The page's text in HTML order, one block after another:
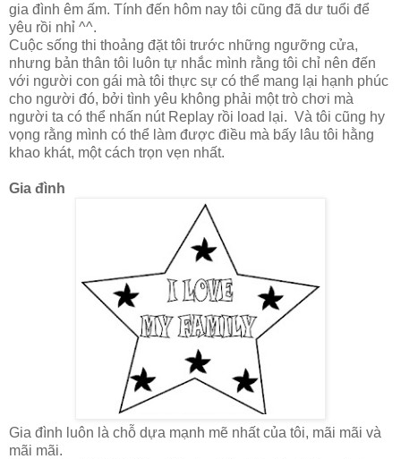
gia đình êm ấm. Tính đến hôm nay tôi cũng đã dư tuổi để
yêu rồi nhỉ ^^.
Cuộc sống thi thoảng đặt tôi trước những ngưỡng cửa,
nhưng bản thân tôi luôn tự nhắc mình rằng tôi chỉ nên đến
với người con gái mà tôi thực sự có thể mang lại hạnh phúc
cho người đó, bởi tình yêu không phải một trò chơi mà
người ta có thể nhấn nút Replay rồi load lại. Và tôi cũng hy
vọng rằng mình có thể làm được điều mà bấy lâu tôi hằng
khao khát, một cách trọn vẹn nhất.
Gia đình
Gia đình luôn là chỗ dựa mạnh mẽ nhất của tôi, mãi mãi và
mãi mãi.